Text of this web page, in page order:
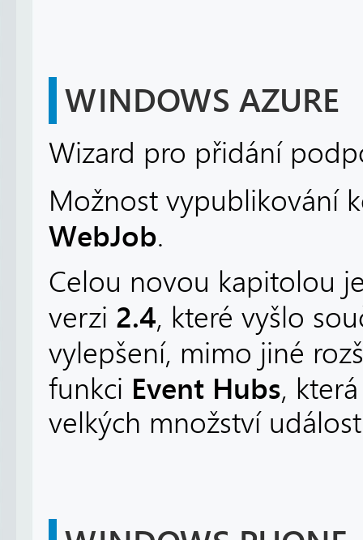
WINDOWS AZURE
Wizard pro přidání
Možnost vypublikování
WebJob.
Celou novou kapitolou
verzi 2.4, které vyšlo
vylepšení, mimo jiné
funkci Event Hubs,
velkých množství